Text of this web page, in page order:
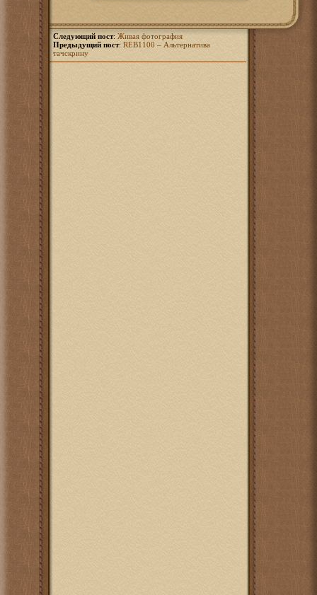
Следующий пост: Живая фотография
Предыдущий пост: REB1100 – Альтернатива
тачскрину